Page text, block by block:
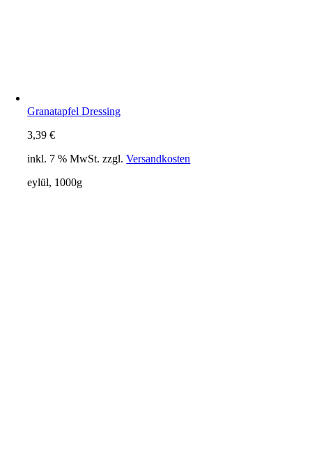
Granatapfel Dressing
3,39€
inkl. 7 % MwSt. zzgl.Versandkosten
eylül, 1000g